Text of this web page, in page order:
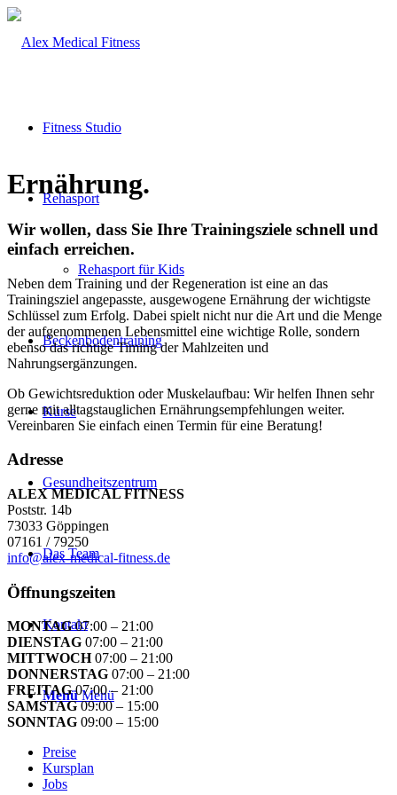
Fitness Studio
Rehasport
Rehasport für Kids
Beckenbodentraining
Kurse
Gesundheitszentrum
Das Team
Kontakt
Menü Menü
Ernährung.
Wir wollen, dass Sie Ihre Trainingsziele schnell und
einfach erreichen.
Neben dem Training und der Regeneration ist eine an das
Trainingsziel angepasste, ausgewogene Ernährung der wichtigste
Schlüssel zum Erfolg. Dabei spielt nicht nur die Art und die Menge
der aufgenommenen Lebensmittel eine wichtige Rolle, sondern
ebenso das richtige Timing der Mahlzeiten und
Nahrungsergänzungen.
Ob Gewichtsreduktion oder Muskelaufbau: Wir helfen Ihnen sehr
gerne mit alltagstauglichen Ernährungsempfehlungen weiter.
Vereinbaren Sie einfach einen Termin für eine Beratung!
Adresse
ALEX MEDICAL FITNESS
Poststr. 14b
73033 Göppingen
07161 / 79250
info@alex-medical-fitness.de
Öffnungszeiten
MONTAG07:00 – 21:00
DIENSTAG 07:00 – 21:00
MITTWOCH07:00 – 21:00
DONNERSTAG 07:00 – 21:00
FREITAG07:00 – 21:00
SAMSTAG09:00 – 15:00
SONNTAG 09:00 – 15:00
Preise
Kursplan
Jobs